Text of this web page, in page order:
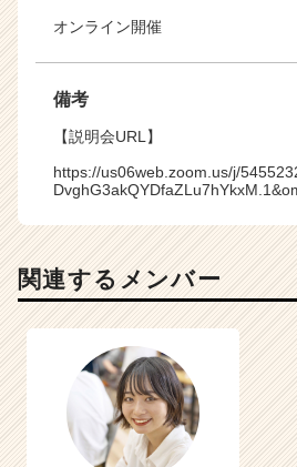
オンライン開催
備考
【説明会URL】
https://us06web.zoom.us/j/
関連するメンバー